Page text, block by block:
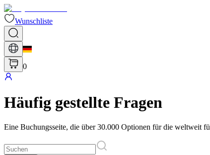
Wunschliste
0
Häufig gestellte Fragen
Eine Buchungsseite, die über 30.000 Optionen für die weltweit